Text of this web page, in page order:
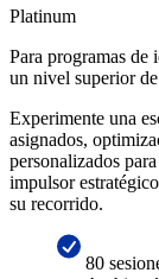
Platinum
Para programas de
un nivel superior
Experimente una
asignados,
personalizados
impulsor
su recorrido.
80